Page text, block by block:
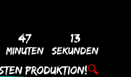
47
Minuten
13
Sekunden
Produktion!🔍